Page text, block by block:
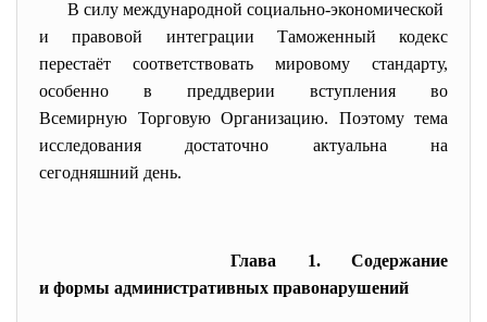
В силу международной социально-экономической
и правовой интеграции Таможенный кодекс
перестаёт соответствовать мировому стандарту,
особенно в преддверии вступления во
Всемирную Торговую Организацию. Поэтому тема
исследования достаточно актуальна на
сегодняшний день.
Глава 1. Содержание
и формы административных правонарушений